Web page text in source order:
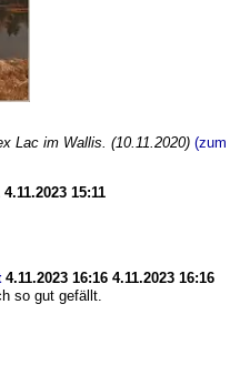
Lac im Wallis. (10.11.2020) (zum
15:11
4.11.2023 16:16 4.11.2023 16:16
so gut gefällt.